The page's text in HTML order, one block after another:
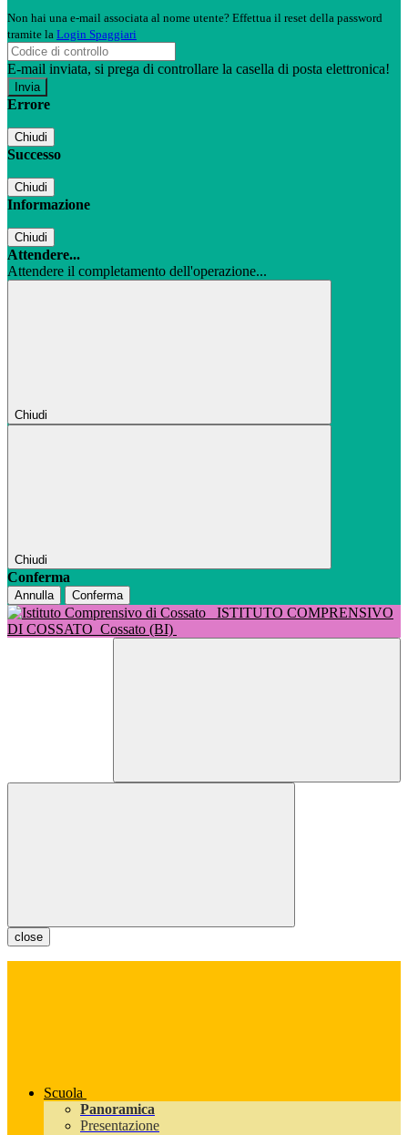
Non hai una e-mail associata al nome utente? Effettua il reset della password
tramite la Login Spaggiari
E-mail inviata, si prega di controllare la casella di posta elettronica!
Errore
Chiudi
Successo
Chiudi
Informazione
Chiudi
Attendere...
Attendere il completamento dell'operazione...
Chiudi
Chiudi
Conferma
Annulla Conferma
ISTITUTO COMPRENSIVO
DI COSSATO Cossato (BI)
close
Scuola
Panoramica
Presentazione